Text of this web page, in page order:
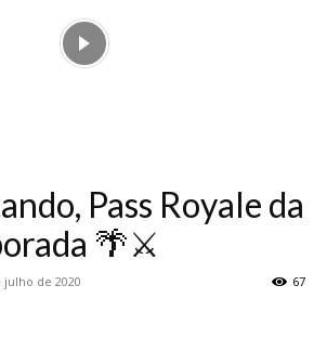
Pass Royale da
🌴⚔️
julho de 2020 67